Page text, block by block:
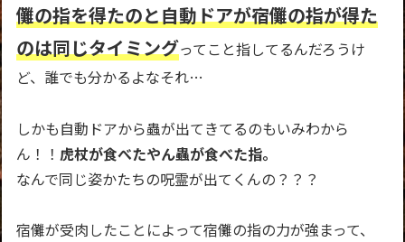
儺の指を得たのと自動ドアが宿儺の指が得た
のは同じタイミングってこと指してるんだろうけ
ど、誰でも分かるよなそれ…
しかも自動ドアから蟲が出てきてるのもいみわから
ん！！ 虎杖が食べたやん蟲が食べた指。
なんで同じ姿かたちの呪霊が出てくんの？？？
宿儺が受肉したことによって宿儺の指の力が強まって、